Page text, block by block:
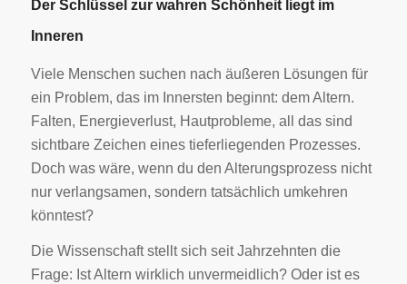
Der Schlüssel zur wahren Schönheit liegt im
Inneren
Viele Menschen suchen nach äußeren Lösungen für
ein Problem, das im Innersten beginnt: dem Altern.
Falten, Energieverlust, Hautprobleme, all das sind
sichtbare Zeichen eines tieferliegenden Prozesses.
Doch was wäre, wenn du den Alterungsprozess nicht
nur verlangsamen, sondern tatsächlich umkehren
könntest?
Die Wissenschaft stellt sich seit Jahrzehnten die
Frage: Ist Altern wirklich unvermeidlich? Oder ist es